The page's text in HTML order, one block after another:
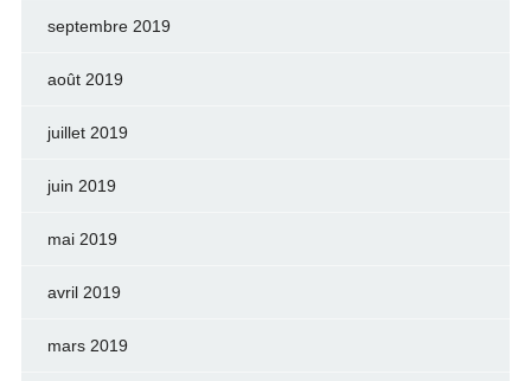
septembre 2019
août 2019
juillet 2019
juin 2019
mai 2019
avril 2019
mars 2019